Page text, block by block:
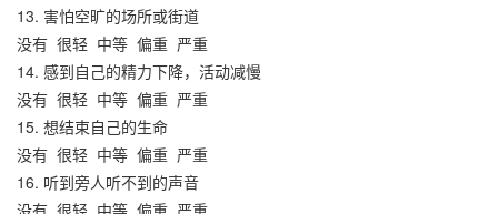
13. 害怕空旷的场所或街道
没有 很轻 中等 偏重 严重
14. 感到自己的精力下降，活动减慢
没有 很轻 中等 偏重 严重
15. 想结束自己的生命
没有 很轻 中等 偏重 严重
16. 听到旁人听不到的声音
没有 很轻 中等 偏重 严重